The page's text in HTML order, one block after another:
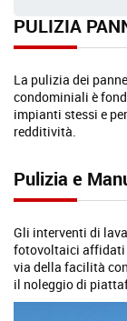
PULIZIA
La pulizia dei
condominiali è
impianti stessi e
redditività.
Pulizia e
Gli interventi di
fotovoltaici affidati
via della facilità
il noleggio di